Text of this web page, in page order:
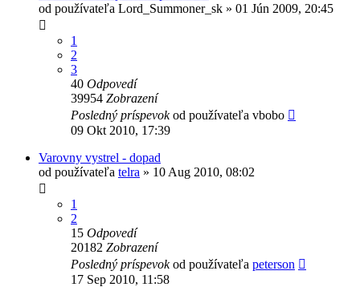
od používateľa Lord_Summoner_sk » 01 Jún 2009, 20:45
1
2
3
40 Odpovedí
39954 Zobrazení
Posledný príspevokod používateľa vbobo
09 Okt 2010, 17:39
Varovny vystrel - dopad
od používateľa telra » 10 Aug 2010, 08:02
1
2
15 Odpovedí
20182 Zobrazení
Posledný príspevokod používateľa peterson
17 Sep 2010, 11:58